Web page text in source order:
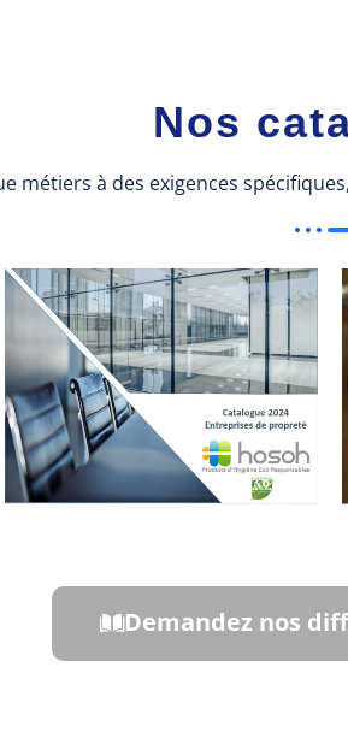
Nos
métiers à des exigences
Demandez nos